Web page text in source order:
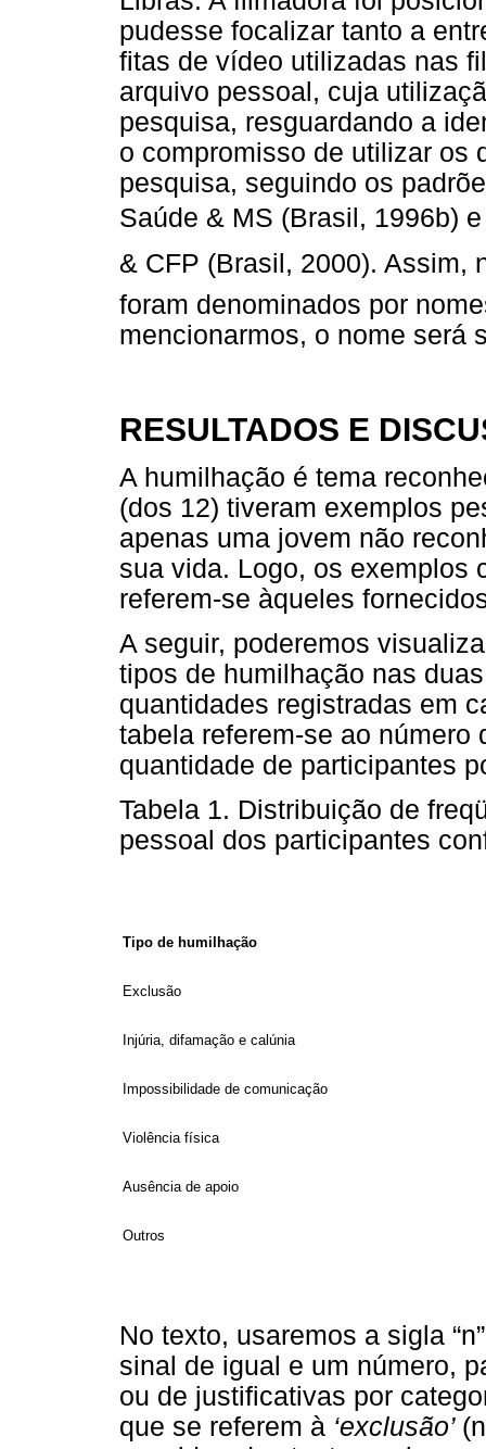
pudesse focalizar tanto a
fitas de vídeo utilizadas nas
arquivo pessoal, cuja
pesquisa, resguardando a
o compromisso de utilizar os
pesquisa, seguindo os
Saúde & MS (Brasil, 1996b)
& CFP (Brasil, 2000).
foram denominados por
mencionarmos, o nome será
RESULTADOS E
A humilhação é tema
(dos 12) tiveram exemplos
apenas uma jovem não
sua vida. Logo, os exemplos
referem-se àqueles
A seguir, poderemos
tipos de humilhação nas
quantidades registradas em
tabela referem-se ao número
quantidade de participantes
Tabela 1. Distribuição de
pessoal dos participantes
Tipo de humilhação
Exclusão
Injúria, difamação e calúnia
Impossibilidade de comunicação
Violência física
Ausência de apoio
Outros
No texto, usaremos a sigla
sinal de igual e um número,
ou de justificativas por
que se referem à ‘exclusão’